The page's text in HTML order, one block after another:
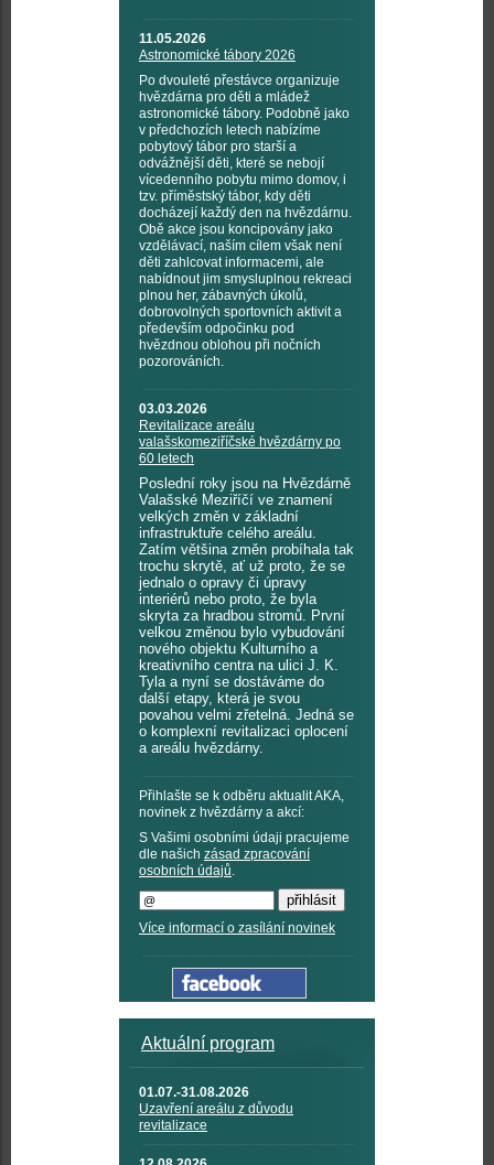
11.05.2026
Astronomické tábory 2026
Po dvouleté přestávce organizuje
hvězdárna pro děti a mládež
astronomické tábory. Podobně jako
v předchozích letech nabízíme
pobytový tábor pro starší a
odvážnější děti, které se nebojí
vícedenního pobytu mimo domov, i
tzv. příměstský tábor, kdy děti
docházejí každý den na hvězdárnu.
Obě akce jsou koncipovány jako
vzdělávací, naším cílem však není
děti zahlcovat informacemi, ale
nabídnout jim smysluplnou rekreaci
plnou her, zábavných úkolů,
dobrovolných sportovních aktivit a
především odpočinku pod
hvězdnou oblohou při nočních
pozorováních.
03.03.2026
Revitalizace areálu
valašskomeziříčské hvězdárny po
60 letech
Poslední roky jsou na Hvězdárně
Valašské Meziříčí ve znamení
velkých změn v základní
infrastruktuře celého areálu.
Zatím většina změn probíhala tak
trochu skrytě, ať už proto, že se
jednalo o opravy či úpravy
interiérů nebo proto, že byla
skryta za hradbou stromů. První
velkou změnou bylo vybudování
nového objektu Kulturního a
kreativního centra na ulici J. K.
Tyla a nyní se dostáváme do
další etapy, která je svou
povahou velmi zřetelná. Jedná se
o komplexní revitalizaci oplocení
a areálu hvězdárny.
Přihlašte se k odběru aktualit AKA,
novinek z hvězdárny a akcí:
S Vašimi osobními údaji pracujeme
dle našich zásad zpracování
osobních údajů.
Více informací o zasílání novinek
Aktuální program
01.07.-31.08.2026
Uzavření areálu z důvodu
revitalizace